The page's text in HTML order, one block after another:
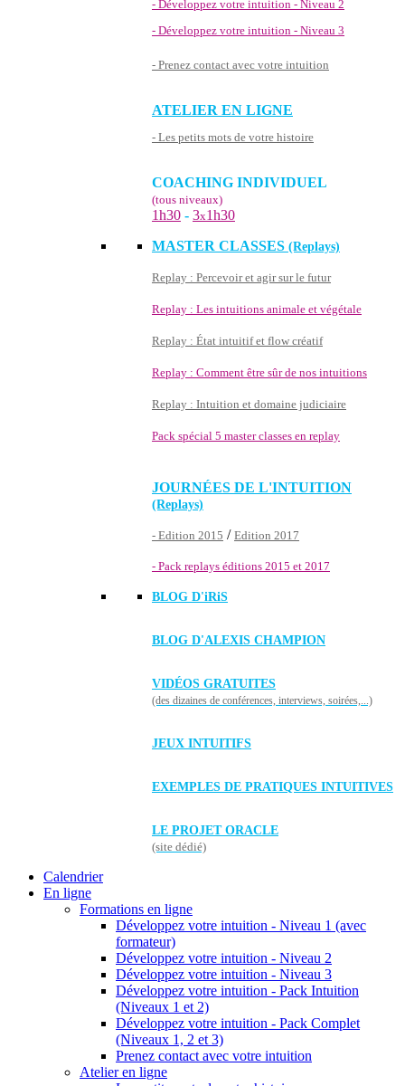
- Développez votre intuition - Niveau 2
- Développez votre intuition - Niveau 3
- Prenez contact avec votre intuition
ATELIER EN LIGNE
- Les petits mots de votre histoire
COACHING INDIVIDUEL
(tous niveaux)
1h30 - 3x1h30
MASTER CLASSES (Replays)
Replay : Percevoir et agir sur le futur
Replay : Les intuitions animale et végétale
Replay : État intuitif et flow créatif
Replay : Comment être sûr de nos intuitions
Replay : Intuition et domaine judiciaire
Pack spécial 5 master classes en replay
JOURNÉES DE L'INTUITION
(Replays)
- Edition 2015 / Edition 2017
- Pack replays éditions 2015 et 2017
BLOG D'iRiS
BLOG D'ALEXIS CHAMPION
VIDÉOS GRATUITES
(des dizaines de conférences, interviews, soirées,...)
JEUX INTUITIFS
EXEMPLES DE PRATIQUES INTUITIVES
LE PROJET ORACLE
(site dédié)
Calendrier
En ligne
Formations en ligne
Développez votre intuition - Niveau 1 (avec
formateur)
Développez votre intuition - Niveau 2
Développez votre intuition - Niveau 3
Développez votre intuition - Pack Intuition
(Niveaux 1 et 2)
Développez votre intuition - Pack Complet
(Niveaux 1, 2 et 3)
Prenez contact avec votre intuition
Atelier en ligne